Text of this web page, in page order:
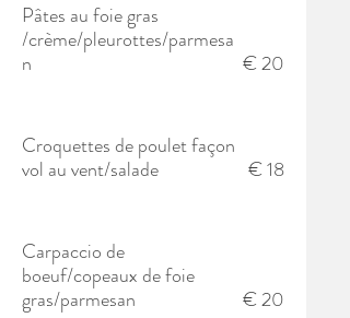
Pâtes au foie gras
/crème/pleurottes/parmesa
n
€ 20
Croquettes de poulet façon
vol au vent/salade
€ 18
Carpaccio de
boeuf/copeaux de foie
gras/parmesan
€ 20